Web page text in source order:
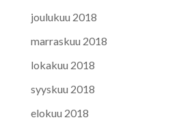
joulukuu 2018
marraskuu 2018
lokakuu 2018
syyskuu 2018
elokuu 2018